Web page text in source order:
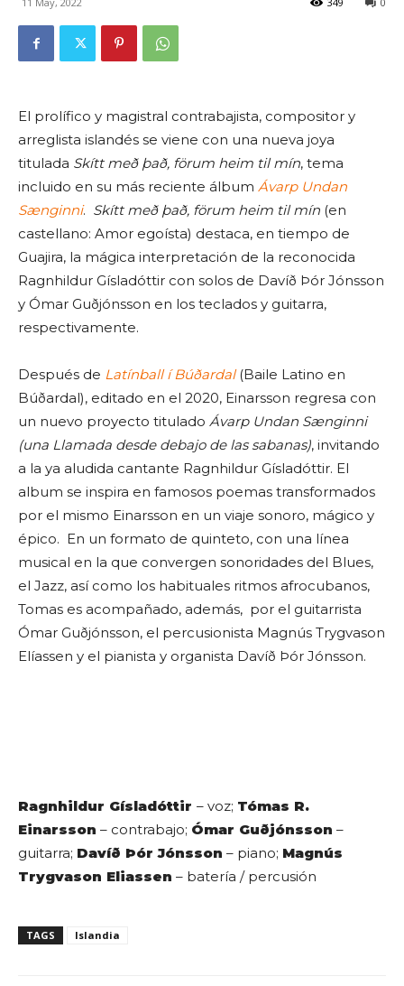
El prolífico y magistral contrabajista, compositor y
arreglista islandés se viene con una nueva joya
titulada Skítt með það, förum heim til mín, tema
incluido en su más reciente álbum Ávarp Undan
Sænginni. Skítt með það, förum heim til mín (en
castellano: Amor egoísta) destaca, en tiempo de
Guajira, la mágica interpretación de la reconocida
Ragnhildur Gísladóttir con solos de Davíð Þór Jónsson
y Ómar Guðjónsson en los teclados y guitarra,
respectivamente.
Después de Latínball í Búðardal (Baile Latino en
Búðardal), editado en el 2020, Einarsson regresa con
un nuevo proyecto titulado Ávarp Undan Sænginni
(una Llamada desde debajo de las sabanas), invitando
a la ya aludida cantante Ragnhildur Gísladóttir. El
album se inspira en famosos poemas transformados
por el mismo Einarsson en un viaje sonoro, mágico y
épico. En un formato de quinteto, con una línea
musical en la que convergen sonoridades del Blues,
el Jazz, así como los habituales ritmos afrocubanos,
Tomas es acompañado, además, por el guitarrista
Ómar Guðjónsson, el percusionista Magnús Trygvason
Elíassen y el pianista y organista Davíð Þór Jónsson.
Ragnhildur Gísladóttir – voz; Tómas R.
Einarsson – contrabajo; Ómar Guðjónsson –
guitarra; Davíð Þór Jónsson – piano; Magnús
Trygvason Eliassen – batería / percusión
TAGS Islandia